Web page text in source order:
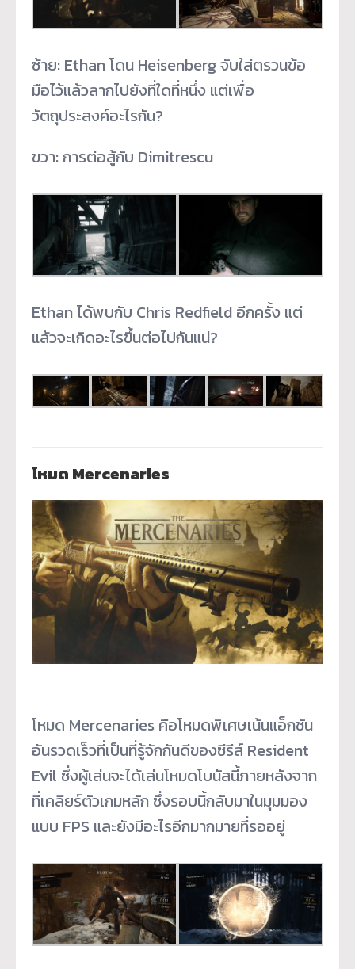
ซ้าย: Ethan โดน Heisenberg จับใส่ตรวนข้อ
มือไว้แล้วลากไปยังที่ใดที่หนึ่ง แต่เพื่อ
วัตถุประสงค์อะไรกัน?
ขวา: การต่อสู้กับ Dimitrescu
Ethan ได้พบกับ Chris Redfield อีกครั้ง แต่
แล้วจะเกิดอะไรขึ้นต่อไปกันแน่?
โหมด Mercenaries
โหมด Mercenaries คือโหมดพิเศษเน้นแอ็กชัน
อันรวดเร็วที่เป็นที่รู้จักกันดีของซีรีส์ Resident
Evil ซึ่งผู้เล่นจะได้เล่นโหมดโบนัสนี้ภายหลังจาก
ที่เคลียร์ตัวเกมหลัก ซึ่งรอบนี้กลับมาในมุมมอง
แบบ FPS และยังมีอะไรอีกมากมายที่รออยู่